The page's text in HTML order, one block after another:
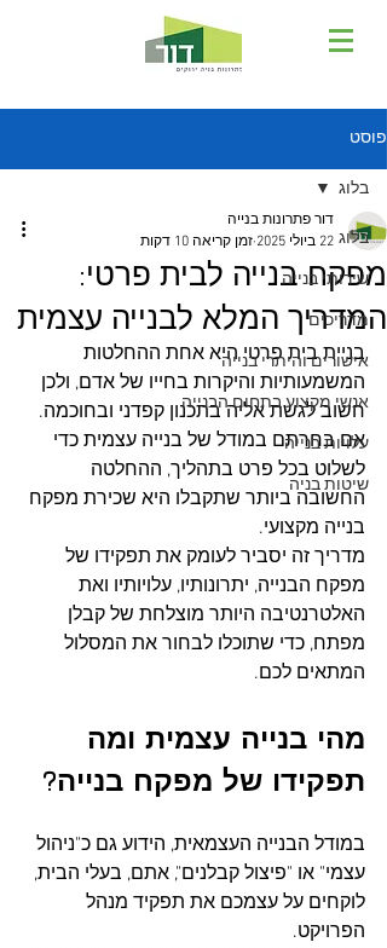
פוסט
בלוג
שירותי בנייה
מדריכים
אישורים והיתרי בנייה
אנשי מקצוע בתחום הבנייה
עלויות בנייה
שיטות בניה
בלוג
מפקח בנייה לבית פרטי:
המדריך המלא לבנייה עצמית
דור פתרונות בנייה
22 ביולי 2025
זמן קריאה 10 דקות
בניית בית פרטי היא אחת ההחלטות
המשמעותיות והיקרות בחייו של אדם, ולכן
חשוב לגשת אליה בתכנון קפדני ובחוכמה.
אם בחרתם במודל של בנייה עצמית כדי
לשלוט בכל פרט בתהליך, ההחלטה
החשובה ביותר שתקבלו היא שכירת מפקח
בנייה מקצועי.
מדריך זה יסביר לעומק את תפקידו של
מפקח הבנייה, יתרונותיו, עלויותיו ואת
האלטרנטיבה היותר מוצלחת של קבלן
מפתח, כדי שתוכלו לבחור את המסלול
המתאים לכם.
מהי בנייה עצמית ומה
תפקידו של מפקח בנייה?
במודל הבנייה העצמאית, הידוע גם כ"ניהול
עצמי" או "פיצול קבלנים", אתם, בעלי הבית,
לוקחים על עצמכם את תפקיד מנהל
הפרויקט.